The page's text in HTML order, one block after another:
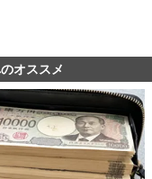
オススメ